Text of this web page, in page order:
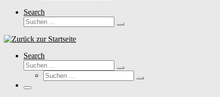
Search
Suche
Suchen …
Search
Suche
Suchen …
Suche
Suchen …
Menü